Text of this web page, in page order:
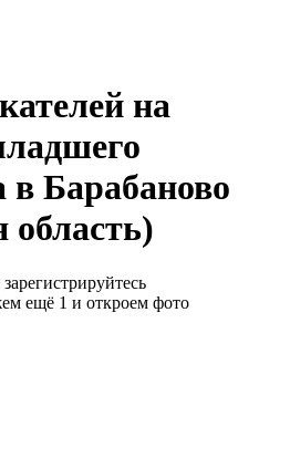
на
в Барабаново
область)
ещё 1 и откроем фото